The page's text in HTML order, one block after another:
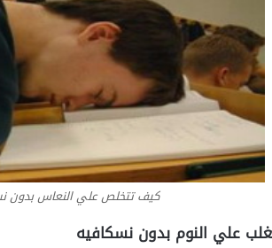
كيف تتخلص علي النعاس بدون
علي النوم بدون نسكافيه